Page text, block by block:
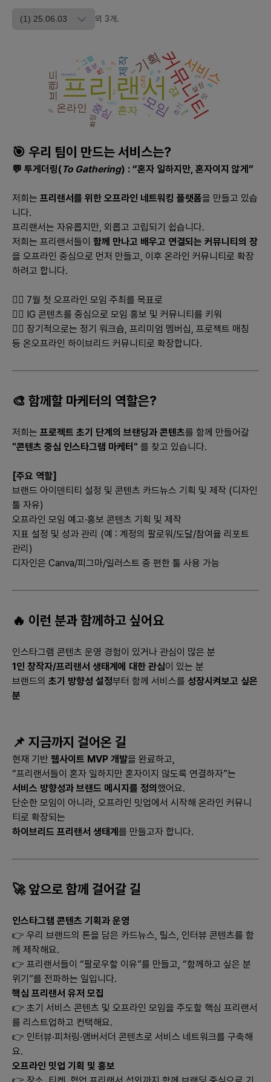
- **니즈:** 다양한 프로젝트 경험, 전공 지식과 연결된 체계적 프
리랜서 기회
- **주요 소비자:** 대학 졸업생, 신입사회인
- **규모:** 산업 전반에 걸쳐 학생과 기업 간의 견고한 매칭 시스
템 구축
- **니즈:** 직업 연결성을 높이는 플랫폼, 장기 경력 개발 연계
상 경쟁업체와 서비스
#### 현재 시장성과:
#### 향후 3년간 시장 추세:
- **이유:** 구인·구직 방식의 변화, 재택근무 확산, 경력보다는 실
무 역량에 중점
- **예상 추세:** 학생 인재 수요 증가, 다양한 분야로의 플랫폼 확
- 경쟁업체: 타 학생 맞춤 프리랜서 플랫폼, 일반 프리랜서 사이트
(예: 크몽, 위시켓)
- 차별적 요소는 '학생 전용'임, 타 경쟁업체 대비 저렴한 수수료
매칭을 극대화
2. **피드백 및 성과 포트폴리오 제공**: 프로젝트 종료 후 피드백
3. **커뮤니티 기능 강화**: 네트워킹 기회를 제공하여 서로의 경
험과 리소스를 공유
### 4. 출시 플랫폼 우선순위와 이유
- **우선순위:** 모바일 앱 > PC 웹 > 모바일 웹
- **이유:**
높음
- **PC 웹**: 프로젝트 관리 및 작성의 용이함
- **모바일 웹**: 초기 비용 절감용 및 타겟 사용자 편의 제공
### 5. 초기 시장 진입전략
1. **대학 내 캠페인**: 대학 홍보 및 캠페인을 통해 인지도 증가
SNS 활용
3. **초기 무료 이용 제공 및 추천 프로그램**: 초기 가입 유도를
통한 사용자 확장
분야로 확장
2. **결과 기반 보상제도 도입**: 성공적인 프로젝트 이수를 통한
보너스 제공
3. **파트너십**: 대학, 교육 기관, 중소기업과의 파트너십 체결 통
해 지속적인 수요 창출
외 3개.
프리랜서커뮤니티
서비스
모임
기획
혼자
중심
온라인
브랜드
제작
업
일
확장
홍보
초기
스타
그램
설정
밋
자유
연결
하이브리드
마
터
역할
딩
카드
뉴스
디자인
관리
경험
관심
방향
길
릴
인터뷰
핵심
🎯 우리 팀이 만드는 서비스는?
💬 투게더링(To Gathering) : “혼자 일하지만, 혼자이지 않게”
저희는 프리랜서를 위한 오프라인 네트워킹 플랫폼을 만들고 있습
니다.
프리랜서는 자유롭지만, 외롭고 고립되기 쉽습니다.
저희는 프리랜서들이 함께 만나고 배우고 연결되는 커뮤니티의 장
을 오프라인 중심으로 먼저 만들고, 이후 온라인 커뮤니티로 확장
하려고 합니다.
👉🏻 7월 첫 오프라인 모임 주최를 목표로
👉🏻 IG 콘텐츠를 중심으로 모임 홍보 및 커뮤니티를 키워
👉🏻 장기적으로는 정기 워크숍, 프리미엄 멤버십, 프로젝트 매칭
등 온오프라인 하이브리드 커뮤니티로 확장합니다.
🎨 함께할 마케터의 역할은?
저희는 프로젝트 초기 단계의 브랜딩과 콘텐츠를 함께 만들어갈
"콘텐츠 중심 인스타그램 마케터" 를 찾고 있습니다.
[주요 역할]
브랜드 아이덴티티 설정 및 콘텐츠 카드뉴스 기획 및 제작 (디자인
툴 자유)
오프라인 모임 예고·홍보 콘텐츠 기획 및 제작
지표 설정 및 성과 관리 (예 : 계정의 팔로워/도달/참여율 리포트
관리)
디자인은 Canva/피그마/일러스트 중 편한 툴 사용 가능
🔥 이런 분과 함께하고 싶어요
인스타그램 콘텐츠 운영 경험이 있거나 관심이 많은 분
1인 창작자/프리랜서 생태계에 대한 관심이 있는 분
브랜드의 초기 방향성 설정부터 함께 서비스를 성장시켜보고 싶은
분
📌 지금까지 걸어온 길
현재 기반 웹사이트 MVP 개발을 완료하고,
“프리랜서들이 혼자 일하지만 혼자이지 않도록 연결하자”는
서비스 방향성과 브랜드 메시지를 정의 했어요.
단순한 모임이 아니라, 오프라인 밋업에서 시작해 온라인 커뮤니
티로 확장되는
하이브리드 프리랜서 생태계 를 만들고자 합니다.
🚀 앞으로 함께 걸어갈 길
인스타그램 콘텐츠 기획과 운영
👉 우리 브랜드의 톤을 담은 카드뉴스, 릴스, 인터뷰 콘텐츠를 함
께 제작해요.
👉 프리랜서들이 “팔로우할 이유”를 만들고, “함께하고 싶은 분
위기”를 전파하는 일입니다.
핵심 프리랜서 유저 모집
👉 초기 서비스 콘텐츠 및 오프라인 모임을 주도할 핵심 프리랜서
를 리스트업하고 컨택해요.
👉 인터뷰·피처링·앰버서더 콘텐츠로 서비스 네트워크를 구축해
요.
오프라인 밋업 기획 및 홍보